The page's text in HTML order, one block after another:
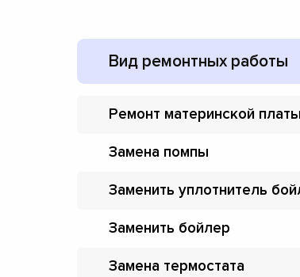
Вид ремонтных работы
Ремонт материнской платы
Замена помпы
Заменить уплотнитель
Заменить бойлер
Замена термостата